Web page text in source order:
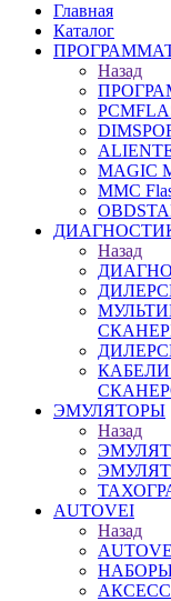
Главная
Каталог
Назад
MAGIC
MMC
Назад
ЭМУЛЯТОРЫ
Назад
AUTOVEI
Назад